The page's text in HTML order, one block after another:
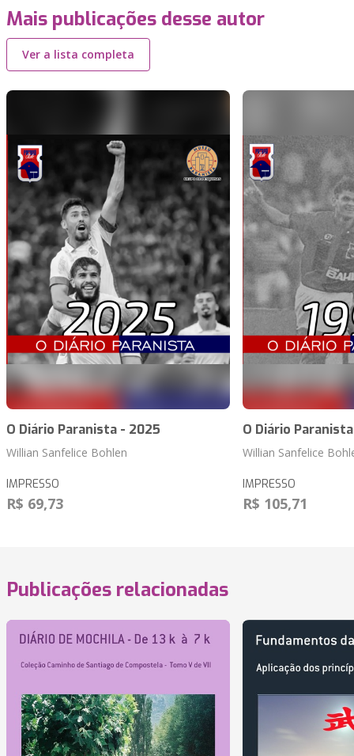
Mais publicações desse autor
Ver a lista completa
O Diário Paranista - 2025
Willian Sanfelice Bohlen
IMPRESSO
R$ 69,73
O Diário
Willian Sanfelice
IMPRESSO
R$ 105,71
Publicações relacionadas